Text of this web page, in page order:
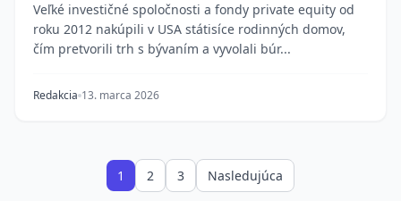
Veľké investičné spoločnosti a fondy private equity od
roku 2012 nakúpili v USA státisíce rodinných domov,
čím pretvorili trh s bývaním a vyvolali búr...
Redakcia 13. marca 2026
1 2 3 Nasledujúca